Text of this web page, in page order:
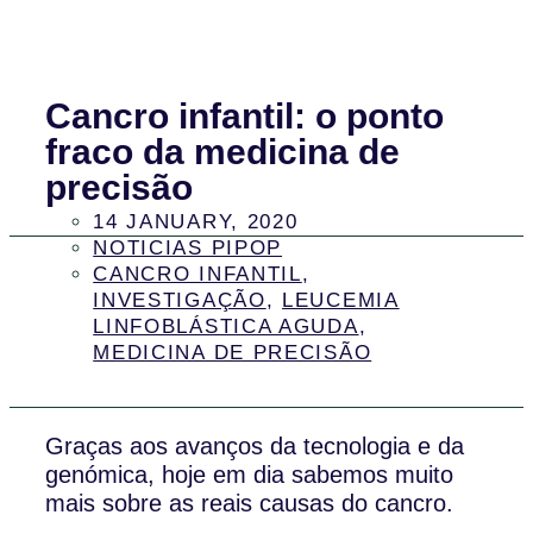
Cancro infantil: o ponto
fraco da medicina de
precisão
14 JANUARY, 2020
NOTICIAS PIPOP
CANCRO INFANTIL,
INVESTIGAÇÃO, LEUCEMIA
LINFOBLÁSTICA AGUDA,
MEDICINA DE PRECISÃO
Graças aos avanços da tecnologia e da
genómica, hoje em dia sabemos muito
mais sobre as reais causas do cancro.